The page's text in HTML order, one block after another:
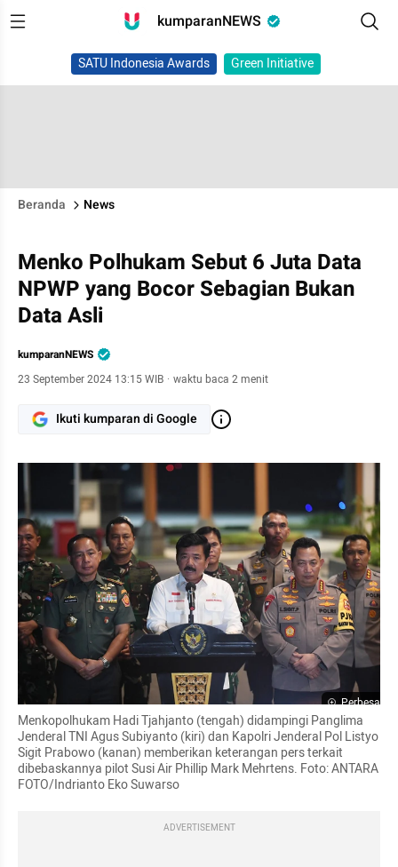
kumparanNEWS
SATU Indonesia Awards Green Initiative
Beranda News
Menko Polhukam Sebut 6 Juta Data
NPWP yang Bocor Sebagian Bukan
Data Asli
kumparanNEWS
23 September 2024 13:15 WIB · waktu baca 2 menit
Ikuti kumparan di Google
Perbesar
Menkopolhukam Hadi Tjahjanto (tengah) didampingi Panglima
Jenderal TNI Agus Subiyanto (kiri) dan Kapolri Jenderal Pol Listyo
Sigit Prabowo (kanan) memberikan keterangan pers terkait
dibebaskannya pilot Susi Air Phillip Mark Mehrtens. Foto: ANTARA
FOTO/Indrianto Eko Suwarso
ADVERTISEMENT